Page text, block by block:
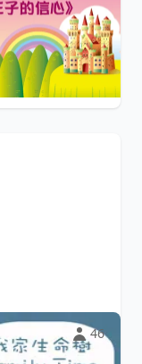
劇，一個「信心被
$0
46